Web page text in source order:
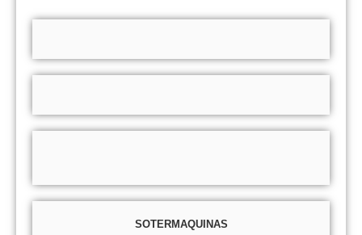
SOTERMAQUINAS